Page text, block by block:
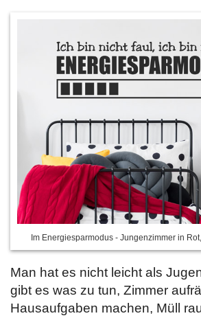
Im Energiesparmodus - Jungenzimmer in
Man hat es nicht leicht als
gibt es was zu tun, Zimmer
Hausaufgaben machen, Müll